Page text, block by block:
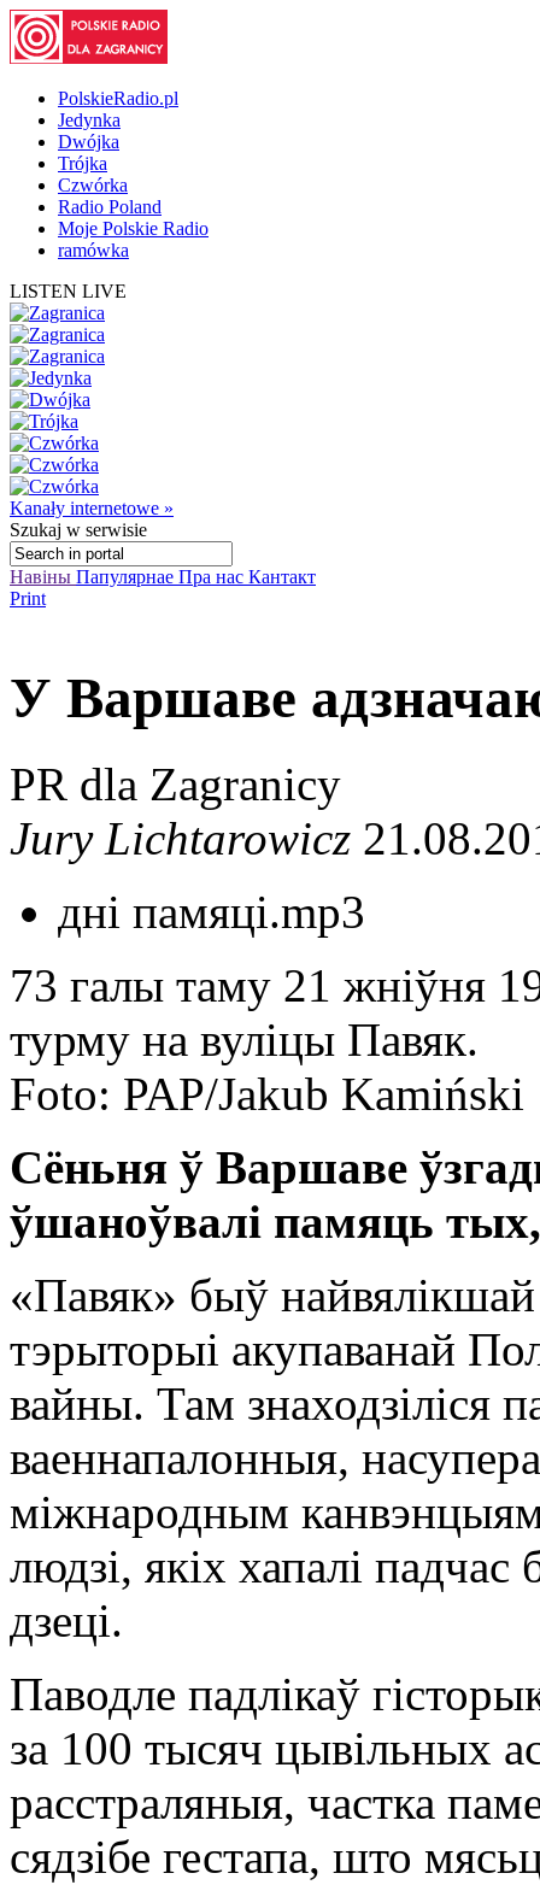
PolskieRadio.pl
Jedynka
Dwójka
Trójka
Czwórka
Radio Poland
Moje Polskie Radio
ramówka
LISTEN LIVE
Kanały internetowe »
Szukaj w serwisie
Навіны Папулярнае Пра нас Кантакт
Print
У Варшаве
PR dla Zagranicy
Jury Lichtarowicz
дні памяці.mp3
73 галы таму 21 жніўня
турму на вуліцы Павяк.
Foto: PAP/Jakub Kamiński
Сёньня ў Варшаве
ўшаноўвалі памяць тых,
«Павяк» быў
тэрыторыі акупаванай
вайны. Там знаходзіліся
ваеннапалонныя,
міжнародным
людзі, якіх хапалі
дзеці.
Паводле падлікаў
за 100 тысяч цывільных
расстраляныя, частка
сядзібе гестапа, што